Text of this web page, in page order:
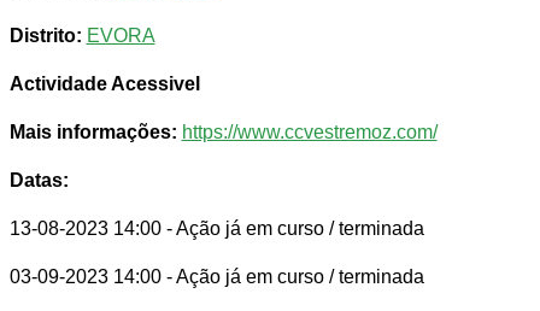
Distrito: EVORA
Actividade Acessivel
Mais informações: https://www.ccvestremoz.com/
Datas:
13-08-2023 14:00 - Ação já em curso / terminada
03-09-2023 14:00 - Ação já em curso / terminada